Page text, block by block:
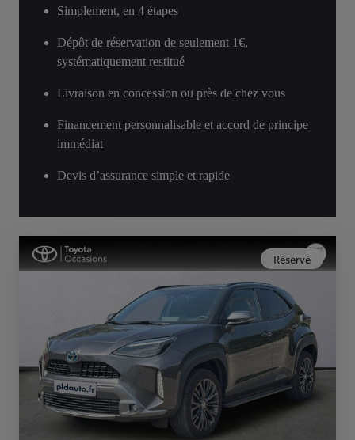
Simplement, en 4 étapes
Dépôt de réservation de seulement 1€,
systématiquement restitué
Livraison en concession ou près de chez vous
Financement personnalisable et accord de principe
immédiat
Devis d’assurance simple et rapide
Réservé